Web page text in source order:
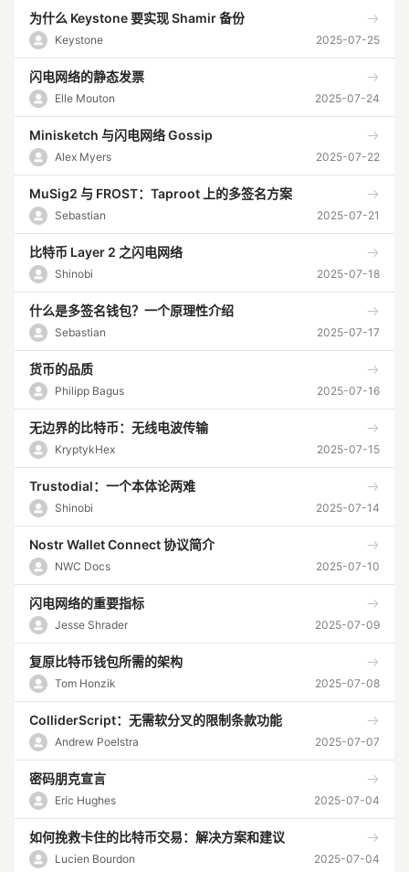
为什么 Keystone 要实现 Shamir 备份
Keystone 2025-07-25
闪电网络的静态发票
Elle Mouton 2025-07-24
Minisketch 与闪电网络 Gossip
Alex Myers 2025-07-22
MuSig2 与 FROST：Taproot 上的多签名方案
Sebastian 2025-07-21
比特币 Layer 2 之闪电网络
Shinobi 2025-07-18
什么是多签名钱包？一个原理性介绍
Sebastian 2025-07-17
货币的品质
Philipp Bagus 2025-07-16
无边界的比特币：无线电波传输
KryptykHex 2025-07-15
Trustodial：一个本体论两难
Shinobi 2025-07-14
Nostr Wallet Connect 协议简介
NWC Docs 2025-07-10
闪电网络的重要指标
Jesse Shrader 2025-07-09
复原比特币钱包所需的架构
Tom Honzik 2025-07-08
ColliderScript：无需软分叉的限制条款功能
Andrew Poelstra 2025-07-07
密码朋克宣言
Eric Hughes 2025-07-04
如何挽救卡住的比特币交易：解决方案和建议
Lucien Bourdon 2025-07-04